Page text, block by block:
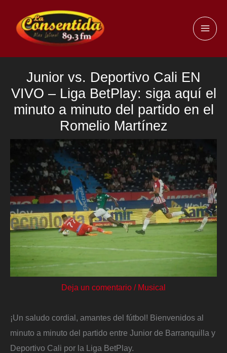
contenido
Junior vs. Deportivo Cali EN
VIVO – Liga BetPlay: siga aquí el
minuto a minuto del partido en el
Romelio Martínez
Deja un comentario / Musical
¡Un saludo cordial, amantes del fútbol! Bienvenidos al
minuto a minuto del partido entre Junior de Barranquilla y
Deportivo Cali por la Liga BetPlay.